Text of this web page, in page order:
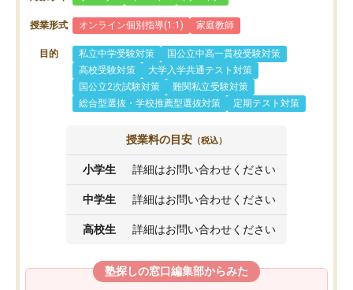
授業形式 オンライン個別指導(1:1) 家庭教師
目的 私立中学受験対策
国公立中高一貫校受験対策
高校受験対策
大学入学共通テスト対策
国公立2次試験対策
難関私立受験対策
総合型選抜・学校推薦型選抜対策
定期テスト対策
授業料の目安 （税込）
小学生 詳細はお問い合わせください
中学生 詳細はお問い合わせください
高校生 詳細はお問い合わせください
塾探しの窓口編集部からみた